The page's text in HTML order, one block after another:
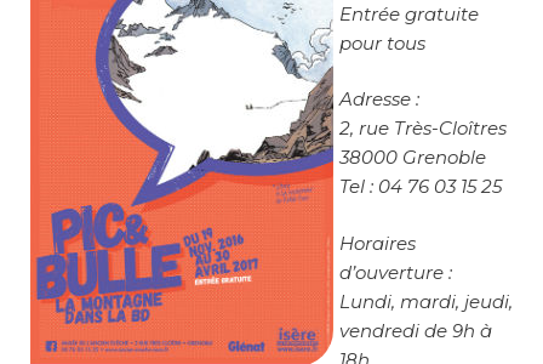
Entrée gratuite
pour tous
Adresse :
2, rue Très-Cloîtres
38000 Grenoble
Tel : 04 76 03 15 25
Horaires
d’ouverture :
Lundi, mardi, jeudi,
vendredi de 9h à